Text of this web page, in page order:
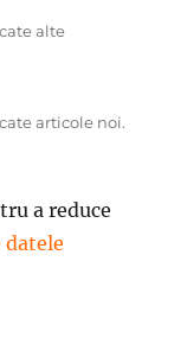
alte
articole noi.
a reduce
datele